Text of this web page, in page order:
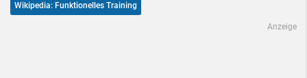
Wikipedia: Funktionelles Training
Anzeige